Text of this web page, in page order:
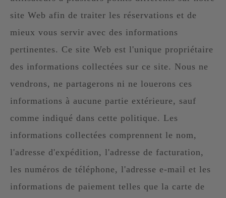
site Web afin de traiter les réservations et de
mieux vous servir avec des informations
pertinentes. Ce site Web est l'unique propriétaire
des informations collectées sur ce site. Nous ne
vendrons, ne partagerons ni ne louerons ces
informations à aucune partie extérieure, sauf
comme indiqué dans cette politique. Les
informations collectées comprennent le nom,
l'adresse d'expédition, l'adresse de facturation,
les numéros de téléphone, l'adresse e-mail et les
informations de paiement telles que la carte de